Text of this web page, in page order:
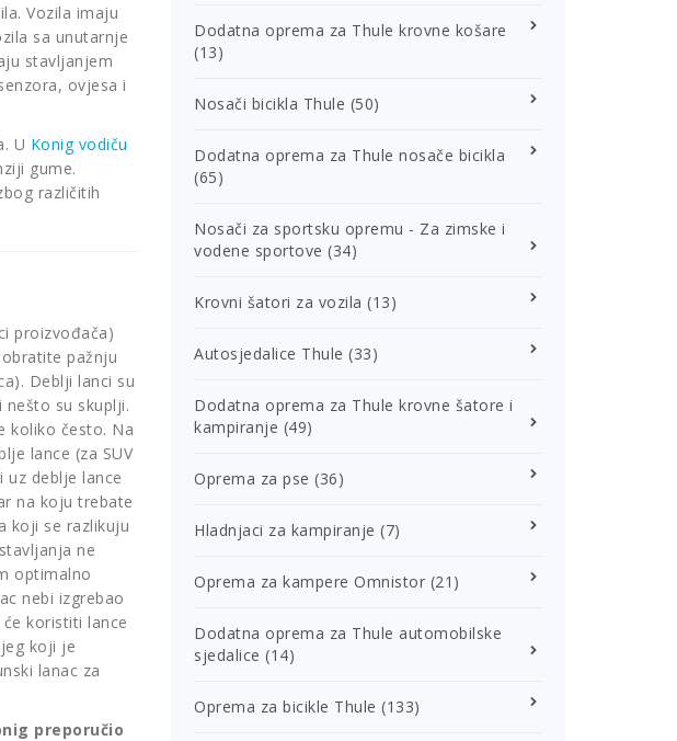
Vozila imaju
sa unutarnje
stavljanjem
ovjesa i
U Konig vodiču
gume.
različitih
proizvođača)
pažnju
Deblji lanci su
nešto su skuplji.
koliko često. Na
lance (za SUV
deblje lance
na koju trebate
koji se razlikuju
ne
optimalno
nebi izgrebao
koristiti lance
koji je
lanac za
preporučio
Dodatna oprema za Thule krovne košare
(13)
Nosači bicikla Thule (50)
Dodatna oprema za Thule nosače bicikla
(65)
Nosači za sportsku opremu - Za zimske i
vodene sportove (34)
Krovni šatori za vozila (13)
Autosjedalice Thule (33)
Dodatna oprema za Thule krovne šatore i
kampiranje (49)
Oprema za pse (36)
Hladnjaci za kampiranje (7)
Oprema za kampere Omnistor (21)
Dodatna oprema za Thule automobilske
sjedalice (14)
Oprema za bicikle Thule (133)